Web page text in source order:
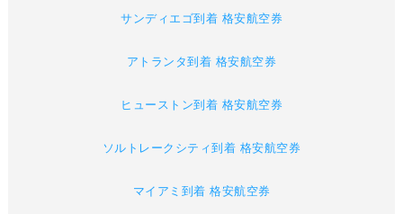
サンディエゴ到着 格安航空券
アトランタ到着 格安航空券
ヒューストン到着 格安航空券
ソルトレークシティ到着 格安航空券
マイアミ到着 格安航空券